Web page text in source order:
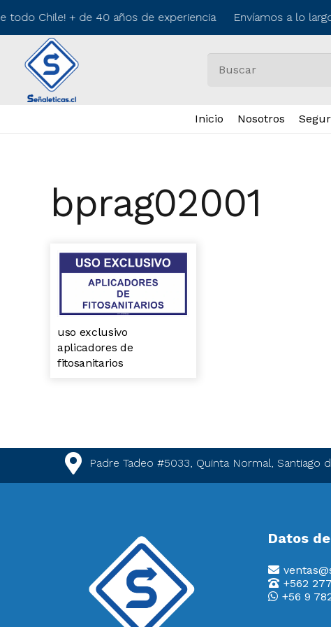
todo Chile! + de 40 años de experiencia Envíamos a lo
Inicio Nosotros
bprag02001
uso exclusivo
aplicadores de
fitosanitarios
Padre Tadeo #5033, Quinta Normal, Santiago
Datos
+562
+56 9